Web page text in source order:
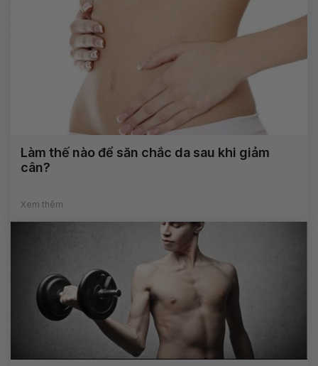
Làm thế nào để săn chắc da sau khi giảm
cân?
Xem thêm